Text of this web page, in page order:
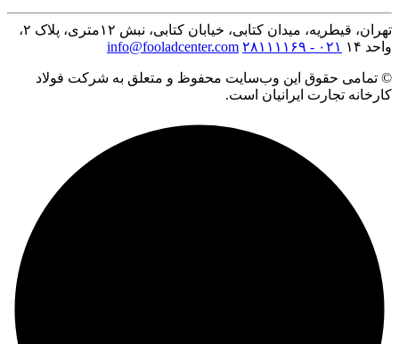
تهران، قیطریه، میدان کتابی، خیابان کتابی، نبش ۱۲متری، پلاک ۲،
واحد ۱۴
۰۲۱ - ۲۸۱۱۱۱۶۹ info@fooladcenter.com
© تمامی حقوق این وب‌سایت محفوظ و متعلق به شرکت فولاد
کارخانه تجارت ایرانیان است.